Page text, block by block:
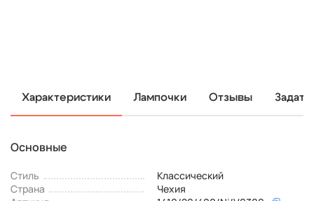
Характеристики Лампочки Отзывы
Основные
Стиль
Классический
Страна
Чехия